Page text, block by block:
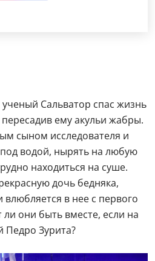
Сальватор спас жизнь
ему акульи жабры.
сыном исследователя и
водой, нырять на любую
находиться на суше.
дочь бедняка,
влюбляется в нее с первого
ли они быть вместе, если на
Педро Зурита?